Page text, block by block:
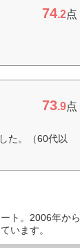
74.2点
73.9点
た。（60代以
ト。2006年から
います。